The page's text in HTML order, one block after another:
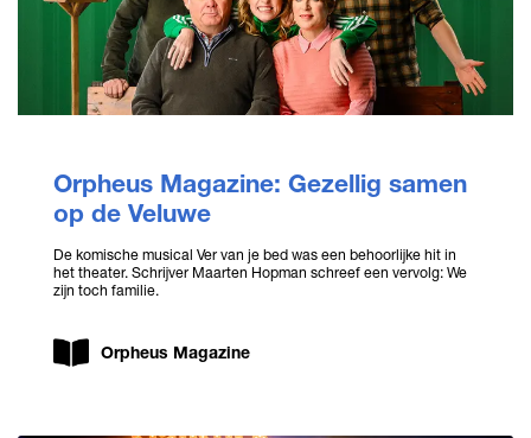
Orpheus Magazine: Gezellig samen
op de Veluwe
De komische musical Ver van je bed was een behoorlijke hit in
het theater. Schrijver Maarten Hopman schreef een vervolg: We
zijn toch familie.
Orpheus Magazine